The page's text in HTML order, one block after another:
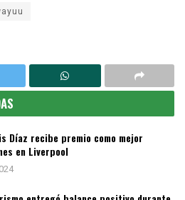
Díaz recibe premio como mejor
en Liverpool